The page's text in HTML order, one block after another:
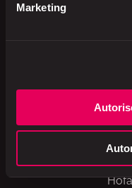
Marketing